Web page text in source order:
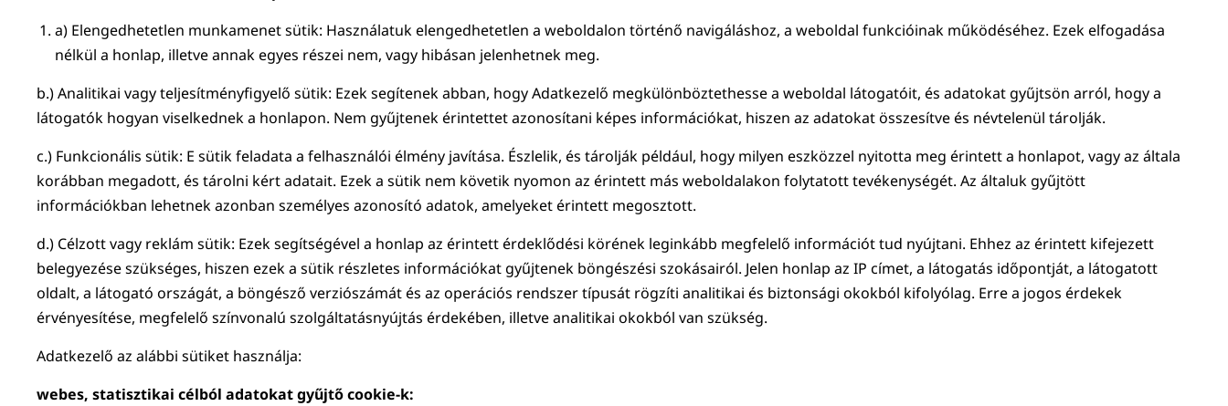
a) Elengedhetetlen munkamenet sütik: Használatuk elengedhetetlen a weboldalon történő navigáláshoz, a weboldal funkcióinak működéséhez. Ezek elfogadása
nélkül a honlap, illetve annak egyes részei nem, vagy hibásan jelenhetnek meg.
b.) Analitikai vagy teljesítményfigyelő sütik: Ezek segítenek abban, hogy Adatkezelő megkülönböztethesse a weboldal látogatóit, és adatokat gyűjtsön arról, hogy a
látogatók hogyan viselkednek a honlapon. Nem gyűjtenek érintettet azonosítani képes információkat, hiszen az adatokat összesítve és névtelenül tárolják.
c.) Funkcionális sütik: E sütik feladata a felhasználói élmény javítása. Észlelik, és tárolják például, hogy milyen eszközzel nyitotta meg érintett a honlapot, vagy az általa
korábban megadott, és tárolni kért adatait. Ezek a sütik nem követik nyomon az érintett más weboldalakon folytatott tevékenységét. Az általuk gyűjtött
információkban lehetnek azonban személyes azonosító adatok, amelyeket érintett megosztott.
d.) Célzott vagy reklám sütik: Ezek segítségével a honlap az érintett érdeklődési körének leginkább megfelelő információt tud nyújtani. Ehhez az érintett kifejezett
belegyezése szükséges, hiszen ezek a sütik részletes információkat gyűjtenek böngészési szokásairól. Jelen honlap az IP címet, a látogatás időpontját, a látogatott
oldalt, a látogató országát, a böngésző verziószámát és az operációs rendszer típusát rögzíti analitikai és biztonsági okokból kifolyólag. Erre a jogos érdekek
érvényesítése, megfelelő színvonalú szolgáltatásnyújtás érdekében, illetve analitikai okokból van szükség.
Adatkezelő az alábbi sütiket használja:
webes, statisztikai célból adatokat gyűjtő cookie-k: